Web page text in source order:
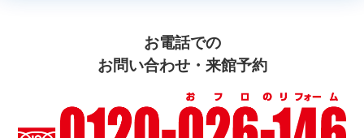
お電話での
お問い合わせ・来館予約